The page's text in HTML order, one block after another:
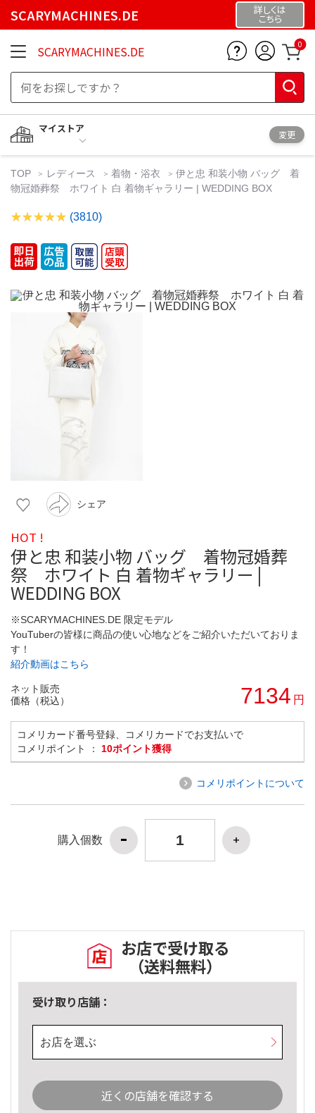
SCARYMACHINES.DE 詳しくは
こちら
SCARYMACHINES.DE 0
マイストア
変更
TOP レディース 着物・浴衣
伊と忠 和装小物 バッグ 着
物冠婚葬祭 ホワイト 白 着物ギャラリー | WEDDING BOX
(3810)
シェア
HOT !
伊と忠 和装小物 バッグ 着物冠婚葬
祭 ホワイト 白 着物ギャラリー |
WEDDING BOX
※SCARYMACHINES.DE 限定モデル
YouTuberの皆様に商品の使い心地などをご紹介いただいておりま
す！
紹介動画はこちら
ネット販売
価格（税込）
7134 円
コメリカード番号登録、コメリカードでお支払いで
コメリポイント ： 10ポイント獲得
コメリポイントについて
購入個数
お店で受け取る
（送料無料）
受け取り店舗：
お店を選ぶ
近くの店舗を確認する